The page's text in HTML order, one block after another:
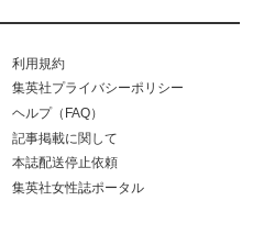
利用規約
集英社プライバシーポリシー
ヘルプ（FAQ）
記事掲載に関して
本誌配送停止依頼
集英社女性誌ポータル